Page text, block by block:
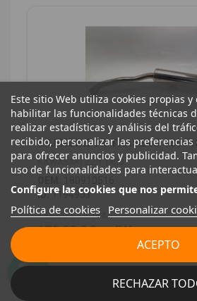
SILENCIADOR TRASERO
KAWASAKI ZZR 1400
ID:1194953
148,00 € Sin IVA
179,08 € Con IVA
Este sitio Web utiliza cookies propias
habilitar las funcionalidades técnicas
realizar estadísticas y análisis del
recibido, personalizar las
para ofrecer anuncios y publicidad.
uso de funcionalidades para
Configure las cookies que nos
Política de cookies Personalizar
RECHAZAR
ACEPTO